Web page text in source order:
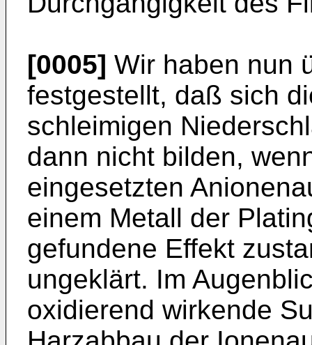
[0005] Wir haben nun
festgestellt, daß sich
schleimigen
dann nicht bilden,
eingesetzten
einem Metall der
gefundene Effekt
ungeklärt. Im
oxidierend wirkende